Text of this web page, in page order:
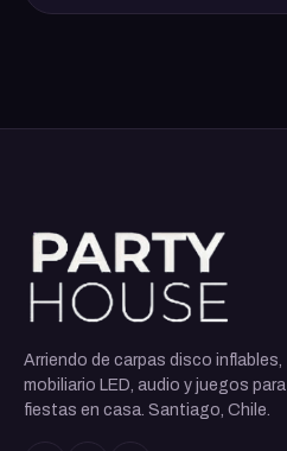
Arriendo de carpas disco inflables,
mobiliario LED, audio y juegos para
fiestas en casa. Santiago, Chile.